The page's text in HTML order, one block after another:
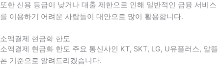
또한 신용 등급이 낮거나 대출 제한으로 인해 일반적인 금융 서비스
를 이용하기 어려운 사람들이 대안으로 많이 활용합니다.
소액결제 현금화 한도
소액결제 현금화 한도 주요 통신사인 KT, SKT, LG, U유플러스, 알뜰
폰 기준으로 알려드리겠습니다.